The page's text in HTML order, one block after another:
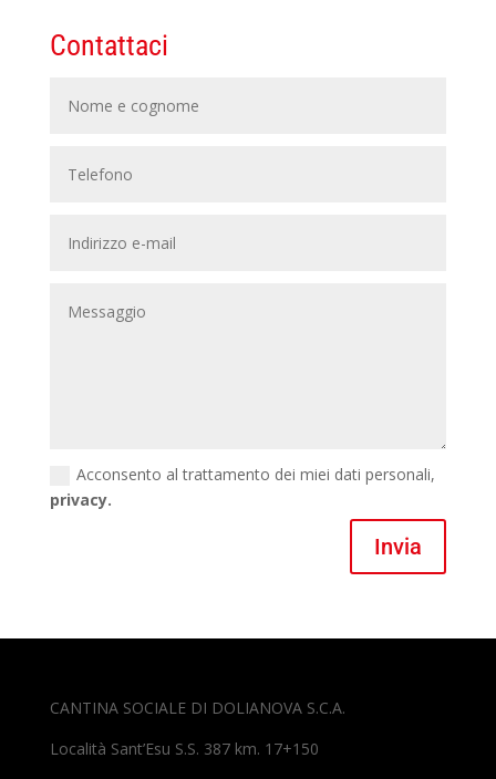
Contattaci
Acconsento al trattamento dei miei dati personali,
privacy.
Invia
CANTINA SOCIALE DI DOLIANOVA S.C.A.
Località Sant’Esu S.S. 387 km. 17+150